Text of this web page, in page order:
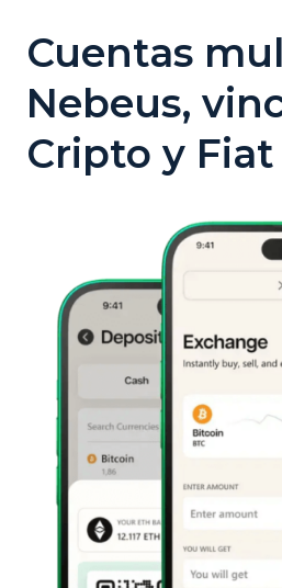
Cuentas
Nebeus,
Cripto y Fiat